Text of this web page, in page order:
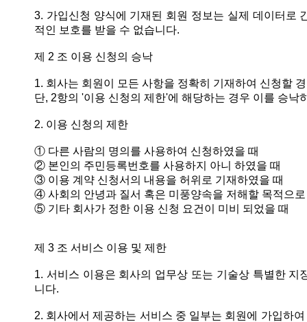
3. 가입신청 양식에 기재된 회원 정보는 실제 데이터로
적인 보호를 받을 수 없습니다.
제 2 조 이용 신청의 승낙
1. 회사는 회원이 모든 사항을 정확히 기재하여 신청할
단, 2항의 '이용 신청의 제한'에 해당하는 경우 이를 승낙
2. 이용 신청의 제한
① 다른 사람의 명의를 사용하여 신청하였을 때
② 본인의 주민등록번호를 사용하지 아니 하였을 때
③ 이용 계약 신청서의 내용을 허위로 기재하였을 때
④ 사회의 안녕과 질서 혹은 미풍양속을 저해할 목적으
⑤ 기타 회사가 정한 이용 신청 요건이 미비 되었을 때
제 3 조 서비스 이용 및 제한
1. 서비스 이용은 회사의 업무상 또는 기술상 특별한
니다.
2. 회사에서 제공하는 서비스 중 일부는 회원에 가입하